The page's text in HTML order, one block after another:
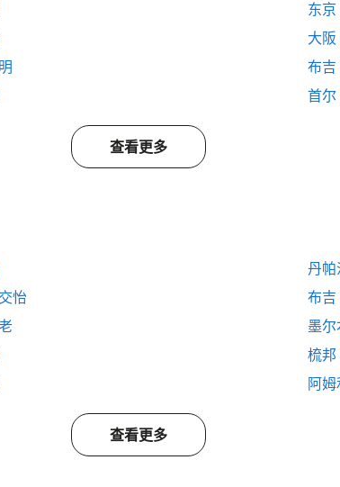
东京
大阪
布吉
首尔
查看更多
丹帕
怡
布吉
墨尔
梳邦
阿
查看更多